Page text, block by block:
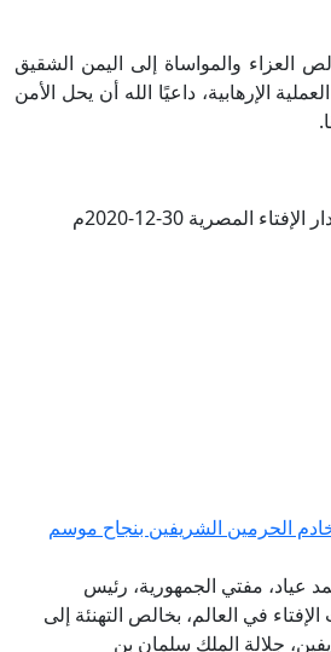
العزاء والمواساة إلى اليمن الشقيق
الإرهابية، داعيًا الله أن يحل الأمن
المصرية 30-12-2020م
الحرمين الشريفين بنجاح موسم
عياد، مفتي الجمهورية، رئيس
في العالم، بخالص التهنئة إلى
جلالة الملك سلمان بن